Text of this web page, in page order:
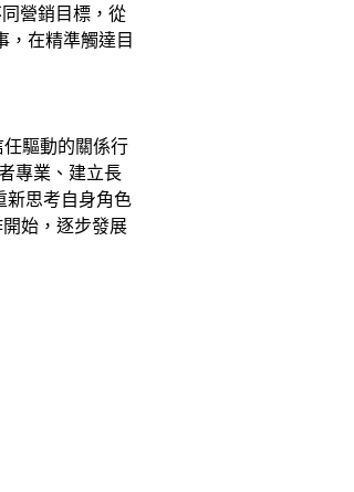
營銷目標，從
，在精準觸達目
驅動的關係行
專業、建立長
新思考自身角色
始，逐步發展